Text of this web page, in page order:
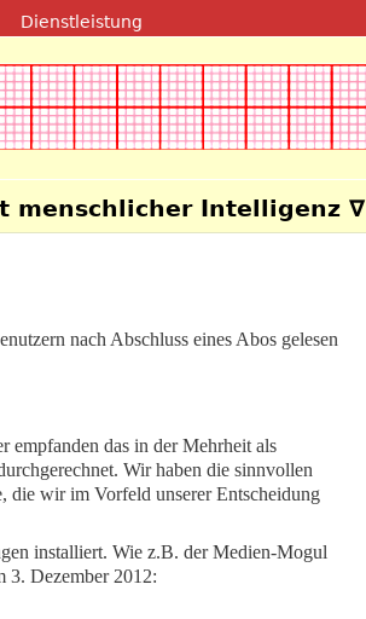
Direkt zum Inhalt
Dienstleistung
menschlicher Intelligenz ∇
nach Abschluss eines Abos gelesen
empfanden das in der Mehrheit als
Wir haben die sinnvollen
die wir im Vorfeld unserer Entscheidung
installiert. Wie z.B. der Medien-Mogul
3. Dezember 2012: